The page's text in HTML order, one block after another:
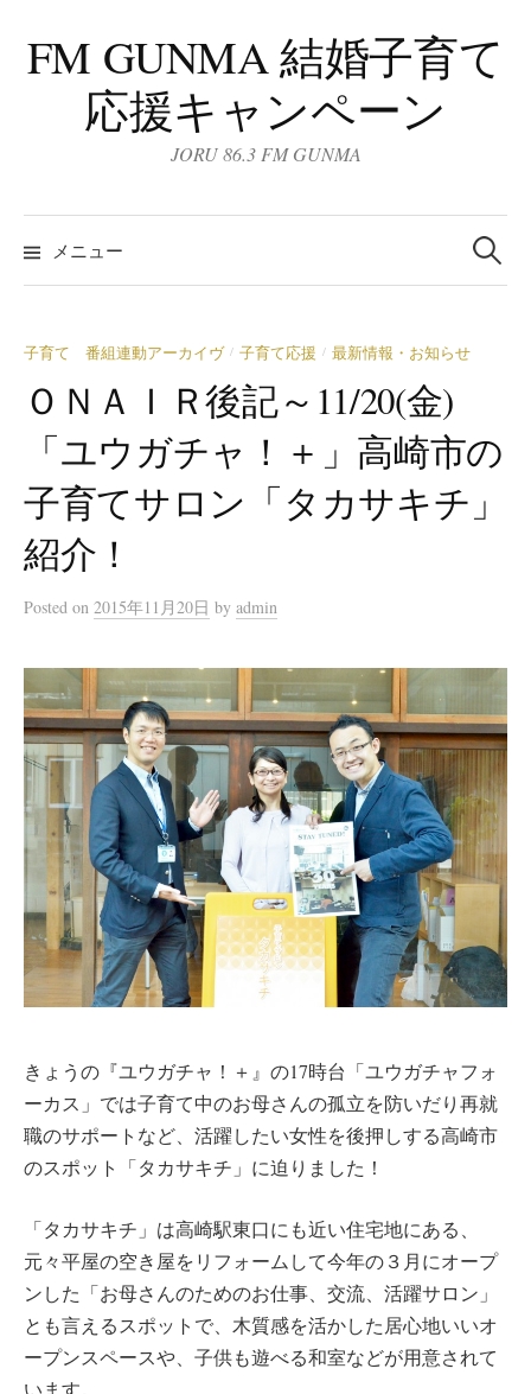
ン
テ
FM GUNMA 結婚子育て
応援キャンペーン
JORU 86.3 FM GUNMA
メニュー
検
索:
子育て 番組連動アーカイヴ / 子育て応援 / 最新情報・お知らせ
ＯＮＡＩＲ後記～11/20(金)
「ユウガチャ！＋」高崎市の
子育てサロン「タカサキチ」
紹介！
Posted on 2015年11月20日 by admin
きょうの『ユウガチャ！＋』の17時台「ユウガチャフォ
ーカス」では子育て中のお母さんの孤立を防いだり再就
職のサポートなど、活躍したい女性を後押しする高崎市
のスポット「タカサキチ」に迫りました！
「タカサキチ」は高崎駅東口にも近い住宅地にある、
元々平屋の空き屋をリフォームして今年の３月にオープ
ンした「お母さんのためのお仕事、交流、活躍サロン」
とも言えるスポットで、木質感を活かした居心地いいオ
ープンスペースや、子供も遊べる和室などが用意されて
います。